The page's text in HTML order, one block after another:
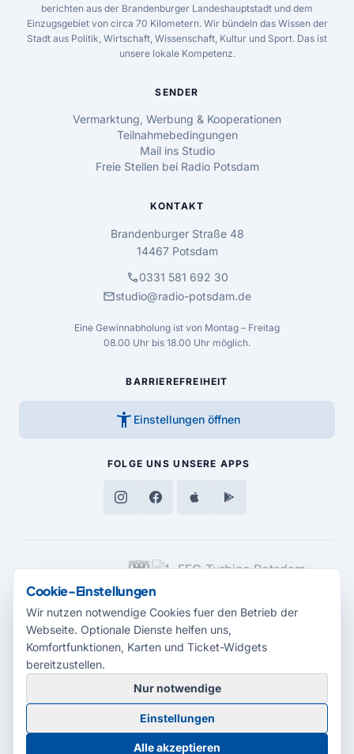
berichten aus der Brandenburger Landeshauptstadt und dem
Einzugsgebiet von circa 70 Kilometern. Wir bündeln das Wissen der
Stadt aus Politik, Wirtschaft, Wissenschaft, Kultur und Sport. Das ist
unsere lokale Kompetenz.
SENDER
Vermarktung, Werbung & Kooperationen
Teilnahmebedingungen
Mail ins Studio
Freie Stellen bei Radio Potsdam
KONTAKT
Brandenburger Straße 48
14467 Potsdam
call0331 581 692 30
mailstudio@radio-potsdam.de
Eine Gewinnabholung ist von Montag – Freitag
08.00 Uhr bis 18.00 Uhr möglich.
BARRIEREFREIHEIT
accessibility_new Einstellungen öffnen
FOLGE UNS UNSERE APPS
MEDIENPARTNER
© 2026 Radio Potsdam. Webseite entwickelt durch dieMedienagentur
Babelsberg
BarrierefreiheitserklärungAGBDatenschutzImpressum
Cookie-Einstellungen
Wir nutzen notwendige Cookies fuer den Betrieb der
Webseite. Optionale Dienste helfen uns,
Komfortfunktionen, Karten und Ticket-Widgets
bereitzustellen.
Nur notwendige
Einstellungen
Alle akzeptieren